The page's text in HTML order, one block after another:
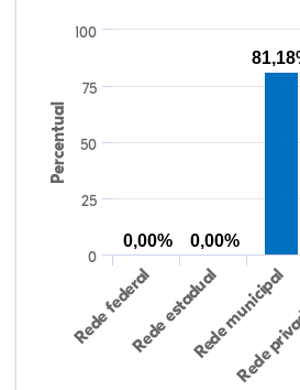
Percentual
Rede federalRede estadualRede municipal
Rede
0
100
25
50
75
0,00% 0,00%